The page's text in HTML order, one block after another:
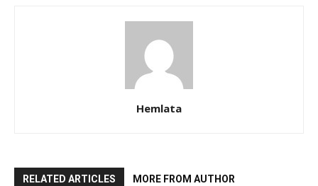
Hemlata
RELATED ARTICLES MORE FROM AUTHOR